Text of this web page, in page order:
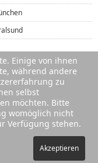
erreichbar unter:
0511 / 51 51 65 0
von 09:00 bis 17:00 Uhr
Einige von ihnen
während andere
zu
selbst
möchten. Bitte
womöglich nicht
Verfügung stehen.
Akzeptieren